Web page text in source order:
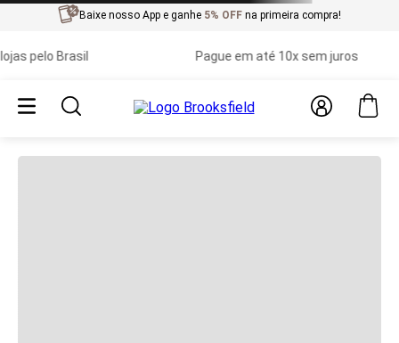
Baixe nosso App e ganhe 5% OFF na primeira compra!
pelo Brasil Pague em até 10x sem juros